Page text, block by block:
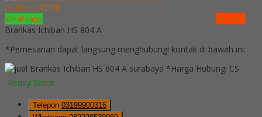
QUICK ORDER
Whatsapp
via SMS
Brankas Ichiban HS 804 A
*Pemesanan dapat langsung menghubungi kontak di bawah ini:
*Harga Hubungi CS
Ready Stock
Telepon 03199900316